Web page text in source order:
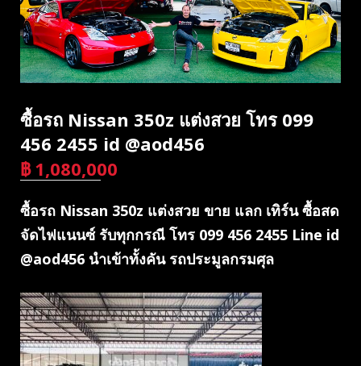
ซื้อรถ Nissan 350z แต่งสวย โทร 099
456 2455 id @aod456
฿ 1,080,000
ซื้อรถ Nissan 350z แต่งสวย ขาย แลก เทิร์น ซื้อสด
จัดไฟแนนซ์ รับทุกกรณี โทร 099 456 2455 Line id
@aod456 นำเข้าทั้งคัน รถประมูลกรมศุล